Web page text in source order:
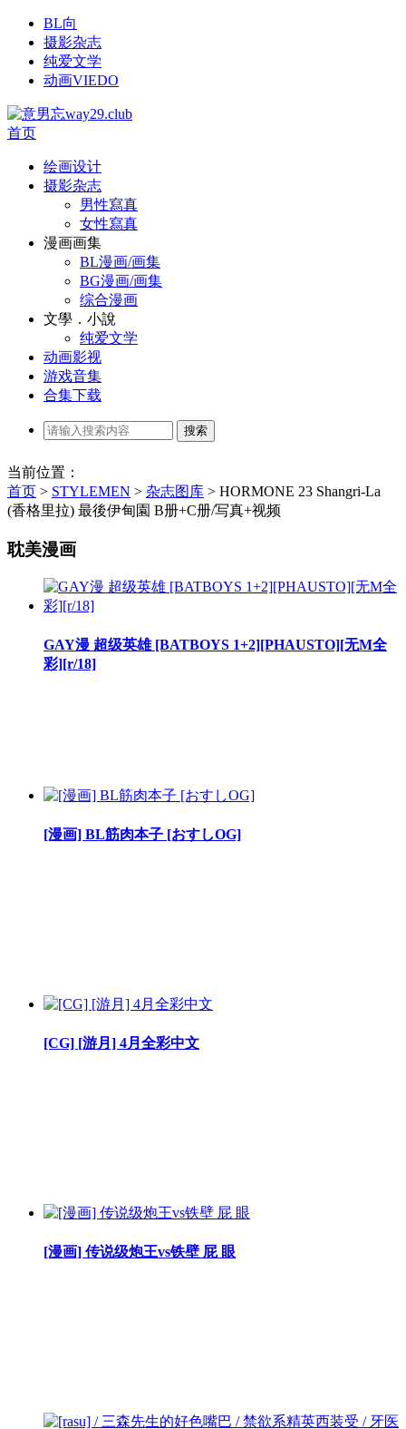
BL向
摄影杂志
纯爱文学
动画VIEDO
首页
绘画设计
摄影杂志
男性寫真
女性寫真
漫画画集
BL漫画/画集
BG漫画/画集
综合漫画
文學．小說
纯爱文学
动画影视
游戏音集
合集下载
当前位置：
首页 > STYLEMEN > 杂志图库 > HORMONE 23 Shangri-La
(香格里拉) 最後伊甸園 B册+C册/写真+视频
耽美漫画
GAY漫 超级英雄 [BATBOYS 1+2][PHAUSTO][无M全
彩][r/18]
[漫画] BL筋肉本子 [おすしOG]
[CG] [游月] 4月全彩中文
[漫画] 传说级炮王vs铁壁 屁 眼